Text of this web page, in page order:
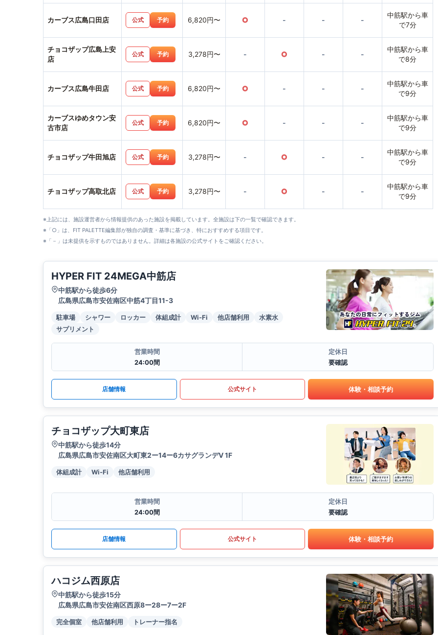
カーブス広島口田店 公式 予約 6,820円〜 ○ - - -
中筋駅から車
で7分
チョコザップ広島上安
店
公式 予約 3,278円〜 - ○ - -
中筋駅から車
で8分
カーブス広島牛田店 公式 予約 6,820円〜 ○ - - -
中筋駅から車
で9分
カーブスゆめタウン安
古市店
公式 予約 6,820円〜 ○ - - -
中筋駅から車
で9分
チョコザップ牛田旭店 公式 予約 3,278円〜 - ○ - -
中筋駅から車
で9分
チョコザップ高取北店 公式 予約 3,278円〜 - ○ - -
中筋駅から車
で9分
※上記には、施設運営者から情報提供のあった施設を掲載しています。全施設は下の一覧で確認できます。
※「○」は、FIT PALETTE編集部が独自の調査・基準に基づき、特におすすめする項目です。
※「－」は未提供を示すものではありません。詳細は各施設の公式サイトをご確認ください。
HYPER FIT 24MEGA中筋店
中筋駅から徒歩6分
広島県広島市安佐南区中筋4丁目11-3
駐車場 シャワー ロッカー 体組成計 Wi-Fi 他店舗利用
水素水
サプリメント
営業時間
24:00間
定休日
要確認
店舗情報 公式サイト 体験・相談予約
チョコザップ大町東店
中筋駅から徒歩14分
広島県広島市安佐南区大町東2ー14ー6カサグランデV 1F
体組成計 Wi-Fi 他店舗利用
営業時間
24:00間
定休日
要確認
店舗情報 公式サイト 体験・相談予約
ハコジム西原店
中筋駅から徒歩15分
広島県広島市安佐南区西原8ー28ー7ー2F
完全個室 他店舗利用 トレーナー指名